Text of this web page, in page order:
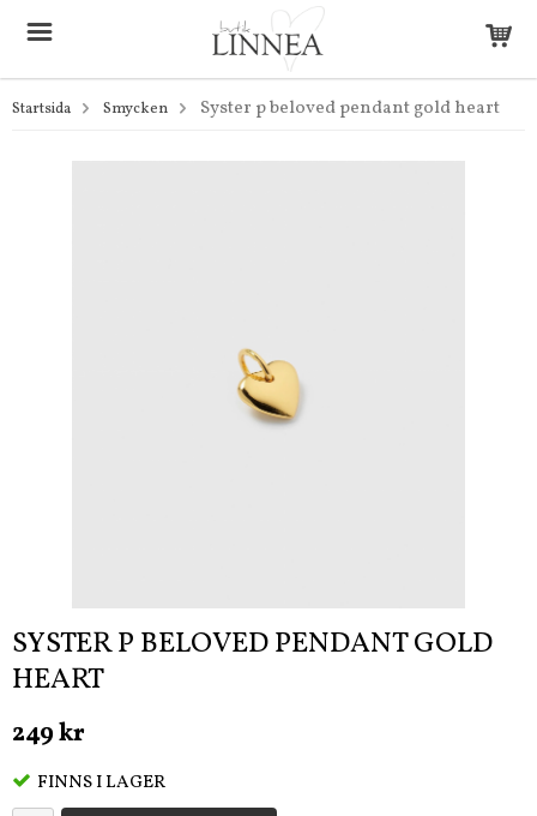
Startsida Smycken Syster p beloved pendant gold heart
SYSTER P BELOVED PENDANT GOLD
HEART
249 kr
FINNS I LAGER